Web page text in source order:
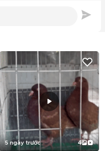
5 ngày trước 4